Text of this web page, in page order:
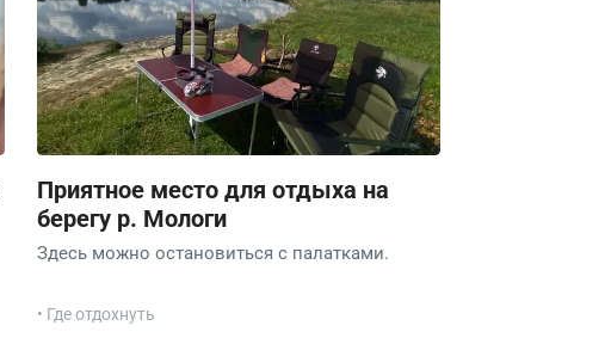
Приятное место для отдыха на
берегу р. Мологи
Здесь можно остановиться с палатками.
• Где отдохнуть